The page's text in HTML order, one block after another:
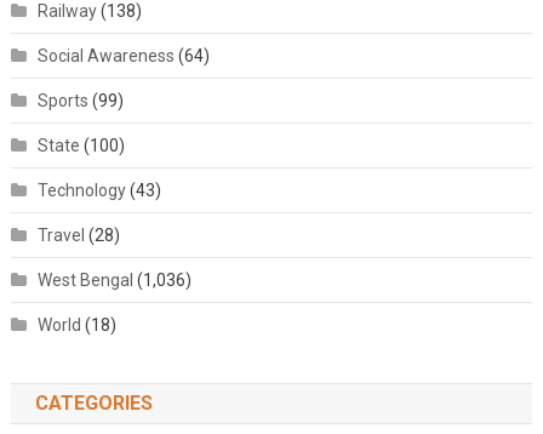
Railway(138)
Social Awareness (64)
Sports (99)
State (100)
Technology(43)
Travel (28)
West Bengal (1,036)
World (18)
CATEGORIES